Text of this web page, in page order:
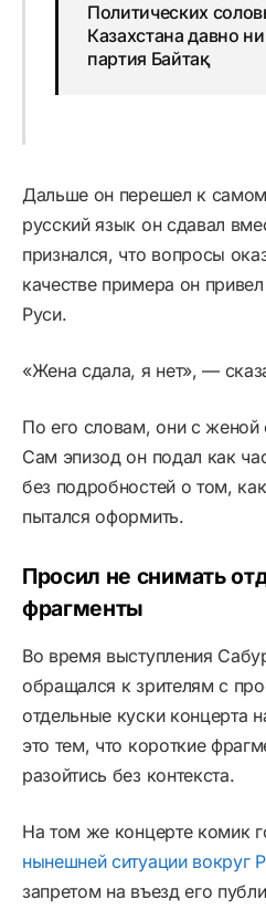
Политических
Казахстана давно
партия Байтақ
Дальше он перешел к
русский язык он сдавал
признался, что вопросы
качестве примера он
Руси.
«Жена сдала, я нет», —
По его словам, они с женой
Сам эпизод он подал как
без подробностей о том,
пытался оформить.
Просил не снимать
фрагменты
Во время выступления
обращался к зрителям с
отдельные куски концерта
это тем, что короткие
разойтись без контекста.
На том же концерте комик
нынешней ситуации вокруг
запретом на въезд его